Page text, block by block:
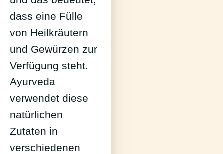
dass eine Fülle
von Heilkräutern
und Gewürzen zur
Verfügung steht.
Ayurveda
verwendet diese
natürlichen
Zutaten in
verschiedenen